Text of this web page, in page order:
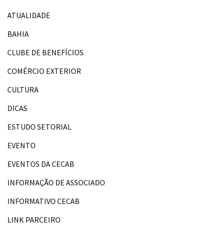
ATUALIDADE
BAHIA
CLUBE DE BENEFÍCIOS
COMÉRCIO EXTERIOR
CULTURA
DICAS
ESTUDO SETORIAL
EVENTO
EVENTOS DA CECAB
INFORMAÇÃO DE ASSOCIADO
INFORMATIVO CECAB
LINK PARCEIRO